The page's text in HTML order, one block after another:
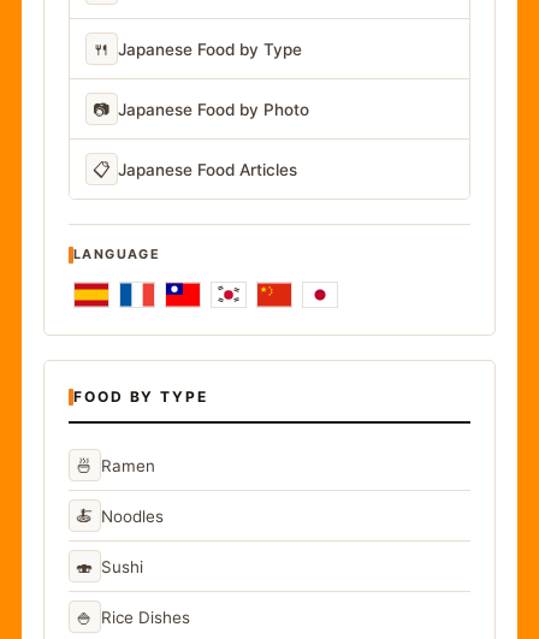
🍴 Japanese Food by Type
📷 Japanese Food by Photo
📋 Japanese Food Articles
LANGUAGE
FOOD BY TYPE
🍜 Ramen
🍝 Noodles
🍣 Sushi
🍚 Rice Dishes